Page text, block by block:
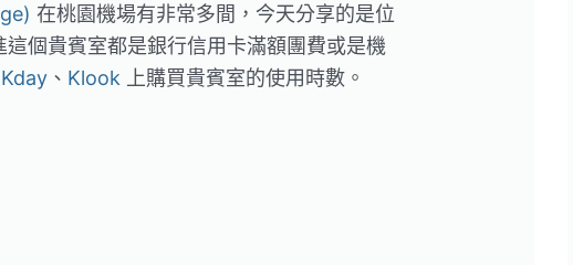
在桃園機場有非常多間，今天分享的是位
個貴賓室都是銀行信用卡滿額團費或是機
、 Klook 上購買貴賓室的使用時數。